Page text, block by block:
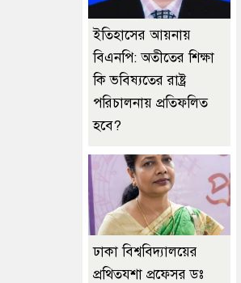
ইতিহাসের আয়নায়
বিএনপি: অতীতের শিক্ষা
কি ভবিষ্যতের রাষ্ট্র
পরিচালনায় প্রতিফলিত
হবে?
ঢাকা বিশ্ববিদ্যালয়ের
প্রথিতযশা প্রফেসর ডঃ